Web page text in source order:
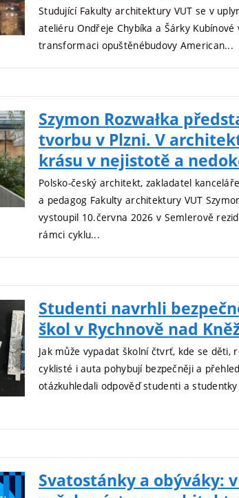
Studující Fakulty architektury VUT se v
ateliéru Ondřeje Chybíka a Šárky Kubínové
transformaci opuštěnébudovy American...
Szymon Rozwałka
tvorbu v Plzni. V
krásu v nejistotě a
Polsko-český architekt, zakladatel
a pedagog Fakulty architektury VUT
vystoupil 10.června 2026 v Semlerově
rámci cyklu...
Studenti navrhli
škol v Rychnově nad
Jak může vypadat školní čtvrť, kde se děti,
cyklisté i auta pohybují bezpečněji a
otázkuhledali odpověď studenti a
Svatostánky a obýváky: